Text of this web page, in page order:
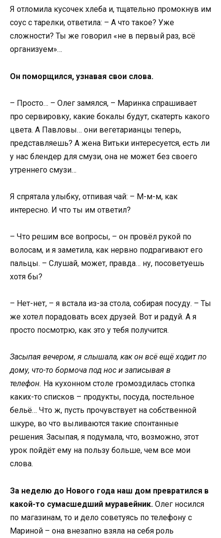
Я отломила кусочек хлеба и, тщательно промокнув им
соус с тарелки, ответила: – А что такое? Уже
сложности? Ты же говорил «не в первый раз, всё
организуем»…
Он поморщился, узнавая свои слова.
– Просто… – Олег замялся, – Маринка спрашивает
про сервировку, какие бокалы будут, скатерть какого
цвета. А Павловы… они вегетарианцы теперь,
представляешь? А жена Витьки интересуется, есть ли
у нас блендер для смузи, она не может без своего
утреннего смузи…
Я спрятала улыбку, отпивая чай: – М-м-м, как
интересно. И что ты им ответил?
– Что решим все вопросы, – он провёл рукой по
волосам, и я заметила, как нервно подрагивают его
пальцы. – Слушай, может, правда… ну, посоветуешь
хотя бы?
– Нет-нет, – я встала из-за стола, собирая посуду. – Ты
же хотел порадовать всех друзей. Вот и радуй. А я
просто посмотрю, как это у тебя получится.
Засыпая вечером, я слышала, как он всё ещё ходит по
дому, что-то бормоча под нос и записывая в
телефон. На кухонном столе громоздилась стопка
каких-то списков – продукты, посуда, постельное
бельё… Что ж, пусть прочувствует на собственной
шкуре, во что выливаются такие спонтанные
решения. Засыпая, я подумала, что, возможно, этот
урок пойдёт ему на пользу больше, чем все мои
слова.
За неделю до Нового года наш дом превратился в
какой-то сумасшедший муравейник. Олег носился
по магазинам, то и дело советуясь по телефону с
Мариной – она внезапно взяла на себя роль